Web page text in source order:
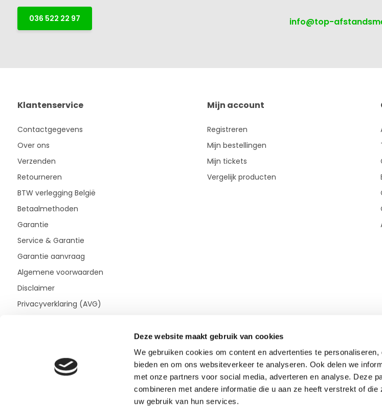
Deze website maakt gebruik van cookies
We gebruiken cookies om content en advertenties te
bieden en om ons websiteverkeer te analyseren. Ook delen we
met onze partners voor social media, adverteren en analyse. Deze
combineren met andere informatie die u aan ze heeft verstrekt of
uw gebruik van hun services.
036 522 22 97 info@top-
Klantenservice
Contactgegevens
Over ons
Verzenden
Retourneren
BTW verlegging België
Betaalmethoden
Garantie
Service & Garantie
Garantie aanvraag
Algemene voorwaarden
Disclaimer
Privacyverklaring (AVG)
Mijn account
Registreren
Mijn bestellingen
Mijn tickets
Vergelijk producten
© Copyright 2026 - Theme By
TOP-Afstandsmeter.nl9,0- 400+